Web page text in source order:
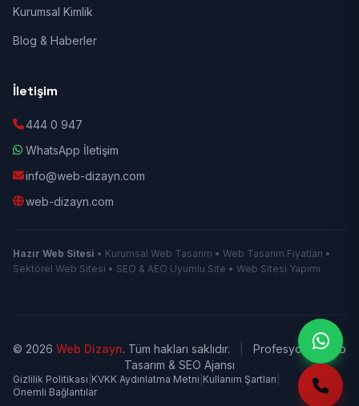
Kurumsal Kimlik
Blog & Haberler
İletişim
444 0 947
WhatsApp İletişim
info@web-dizayn.com
web-dizayn.com
Hazır Web Sitesi • Kurumsal Web Tasarım • Web Tasarım Fiyatları •
Sektörel Web Sitesi • SEO & AEO Uyumlu Site • Web Sitesi Yapımı
© 2026 Web Dizayn. Tüm hakları saklıdır.
Profesyonel Web
Tasarım & SEO Ajansı
Gizlilik Politikası KVKK Aydınlatma Metni Kullanım Şartları
Önemli Bağlantılar